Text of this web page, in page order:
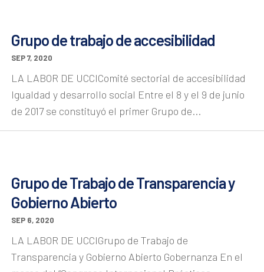
Grupo de trabajo de accesibilidad
SEP 7, 2020
LA LABOR DE UCCIComité sectorial de accesibilidad
Igualdad y desarrollo social Entre el 8 y el 9 de junio
de 2017 se constituyó el primer Grupo de...
Grupo de Trabajo de Transparencia y
Gobierno Abierto
SEP 6, 2020
LA LABOR DE UCCIGrupo de Trabajo de
Transparencia y Gobierno Abierto Gobernanza En el